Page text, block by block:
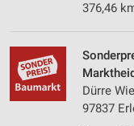
376,46
Dürre
97837